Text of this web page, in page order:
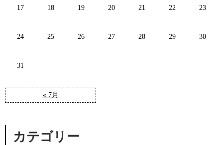
« 7月
17 18 19 20 21 22 23
24 25 26 27 28 29 30
31
カテゴリー